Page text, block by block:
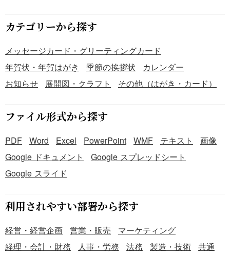
式のため、編集後すぐに印刷して利用可能です。 ・和紙風
ンロード可能で、手軽にご利用いただけます。
カテゴリーから探す
メッセージカード・グリーティングカード
年賀状・年賀はがき
季節の挨拶状
カレンダー
お知らせ
展開図・クラフト その他（はがき・カード）
ファイル形式から探す
PDF Word Excel PowerPoint WMF テキスト
画像
Google ドキュメント
Google スプレッドシート
Google スライド
利用されやすい部署から探す
経営・経営企画 営業・販売
マーケティング
経理・会計・財務
人事・労務 法務 製造・技術
共通